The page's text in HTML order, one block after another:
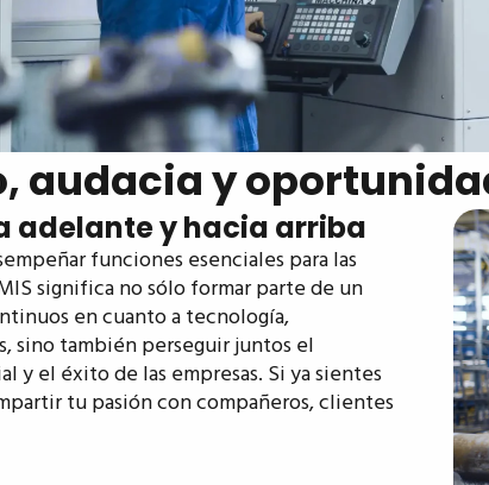
audacia y
adelante y hacia arriba
funciones esenciales para las
significa no sólo formar parte de un
en cuanto a tecnología,
sino también perseguir juntos el
el éxito de las empresas. Si ya sientes
tu pasión con compañeros, clientes